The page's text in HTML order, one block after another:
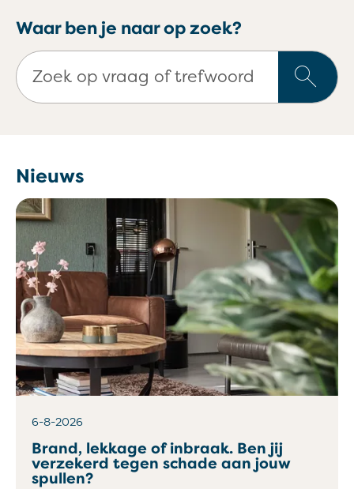
Waar ben je naar op zoek?
Zoek op vraag of trefwoord
Nieuws
Brand, lekkage of inbraak. Ben jij
verzekerd tegen schade aan jouw
spullen?
6-8-2026